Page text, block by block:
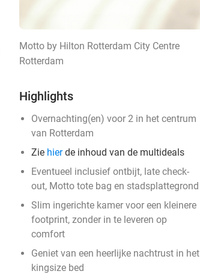
Motto by Hilton Rotterdam City Centre
Rotterdam
Highlights
Overnachting(en) voor 2 in het centrum
van Rotterdam
Zie hierde inhoud van de multideals
Eventueel inclusief ontbijt, late check-
out, Motto tote bag en stadsplattegrond
Slim ingerichte kamer voor een kleinere
footprint, zonder in te leveren op
comfort
Geniet van een heerlijke nachtrust in het
kingsize bed